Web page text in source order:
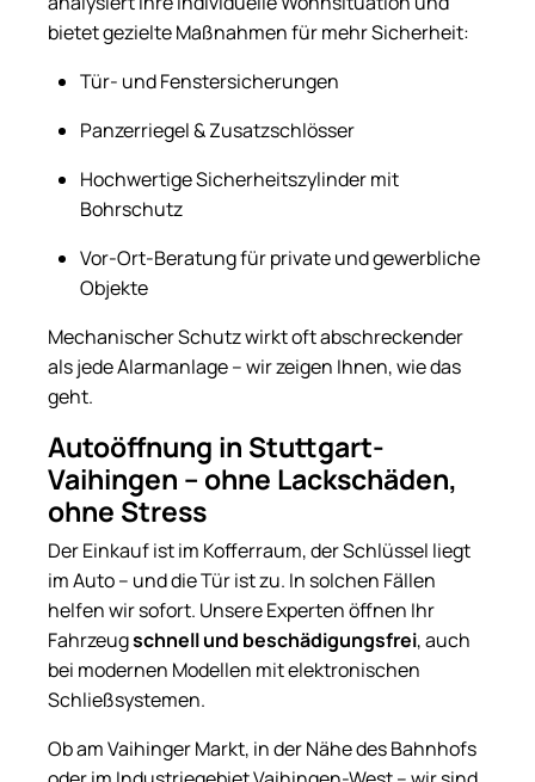
bietet gezielte Maßnahmen für mehr Sicherheit:
Tür- und Fenstersicherungen
Panzerriegel & Zusatzschlösser
Hochwertige Sicherheitszylinder mit
Bohrschutz
Vor-Ort-Beratung für private und gewerbliche
Objekte
Mechanischer Schutz wirkt oft abschreckender
als jede Alarmanlage – wir zeigen Ihnen, wie das
geht.
Autoöffnung in Stuttgart-
Vaihingen – ohne Lackschäden,
ohne Stress
Der Einkauf ist im Kofferraum, der Schlüssel liegt
im Auto – und die Tür ist zu. In solchen Fällen
helfen wir sofort. Unsere Experten öffnen Ihr
Fahrzeugschnell und beschädigungsfrei, auch
bei modernen Modellen mit elektronischen
Schließsystemen.
Ob am Vaihinger Markt, in der Nähe des Bahnhofs